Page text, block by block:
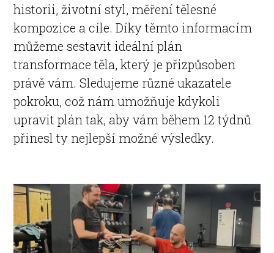
historii, životní styl, měření tělesné
kompozice a cíle. Díky těmto informacím
můžeme sestavit ideální plán
transformace těla, který je přizpůsoben
právě vám. Sledujeme různé ukazatele
pokroku, což nám umožňuje kdykoli
upravit plán tak, aby vám během 12 týdnů
přinesl ty nejlepší možné výsledky.